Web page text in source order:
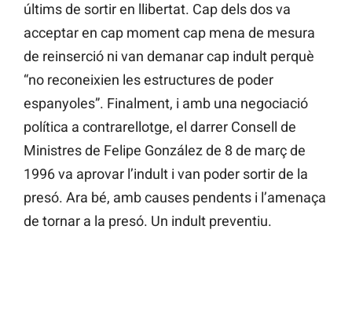
últims de sortir en llibertat. Cap dels dos va
acceptar en cap moment cap mena de mesura
de reinserció ni van demanar cap indult perquè
“no reconeixien les estructures de poder
espanyoles”. Finalment, i amb una negociació
política a contrarellotge, el darrer Consell de
Ministres de Felipe González de 8 de març de
1996 va aprovar l’indult i van poder sortir de la
presó. Ara bé, amb causes pendents i l’amenaça
de tornar a la presó. Un indult preventiu.